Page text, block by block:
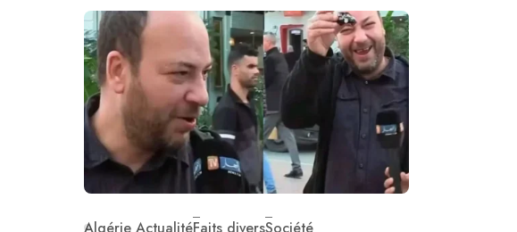
Algérie ActualitéFaits diversSociété